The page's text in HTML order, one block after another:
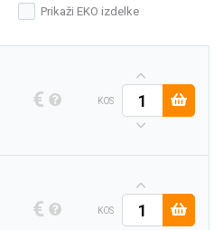
Prikaži EKO izdelke
€ KOS
€ KOS